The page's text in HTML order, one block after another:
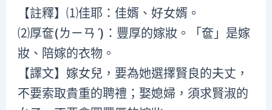
【註釋】⑴佳耶：佳婿、好女婿。
⑵厚奩(ㄌㄧㄢˊ)：豐厚的嫁妝。「奩」是嫁
妝、陪嫁的衣物。
【譯文】嫁女兒，要為她選擇賢良的夫丈，
不要索取貴重的聘禮；娶媳婦，須求賢淑的